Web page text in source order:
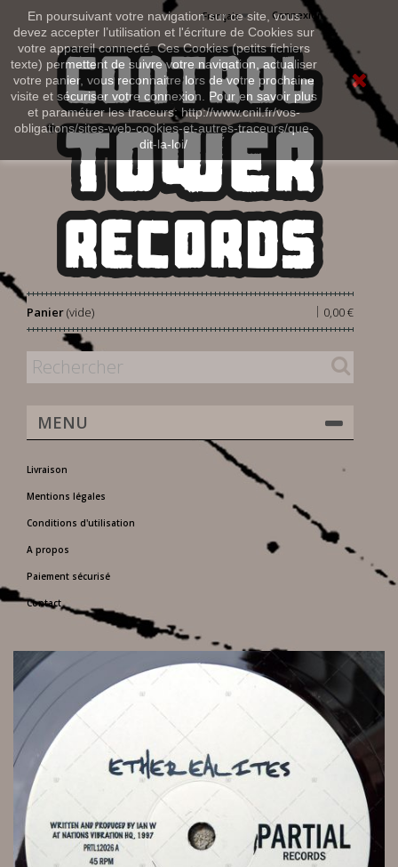
En poursuivant votre navigation sur ce site, vous
devez accepter l’utilisation et l'écriture de Cookies sur
votre appareil connecté. Ces Cookies (petits fichiers
texte) permettent de suivre votre navigation, actualiser
votre panier, vous reconnaitre lors de votre prochaine
visite et sécuriser votre connexion. Pour en savoir plus
et paramétrer les traceurs: http://www.cnil.fr/vos-
obligations/sites-web-cookies-et-autres-traceurs/que-
dit-la-loi/
Connexion
Français
Panier 0,00 €
|
(vide)
MENU
Livraison
Mentions légales
Conditions d'utilisation
A propos
Paiement sécurisé
Contact